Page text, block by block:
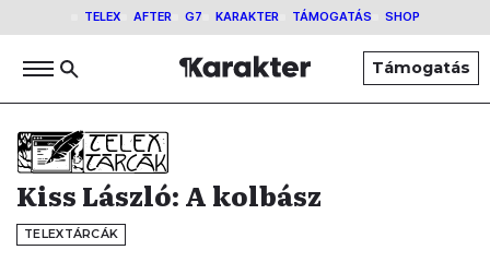
TELEX AFTER G7 KARAKTER TÁMOGATÁS SHOP
Támogatás
Kiss László: A kolbász
TELEXTÁRCÁK